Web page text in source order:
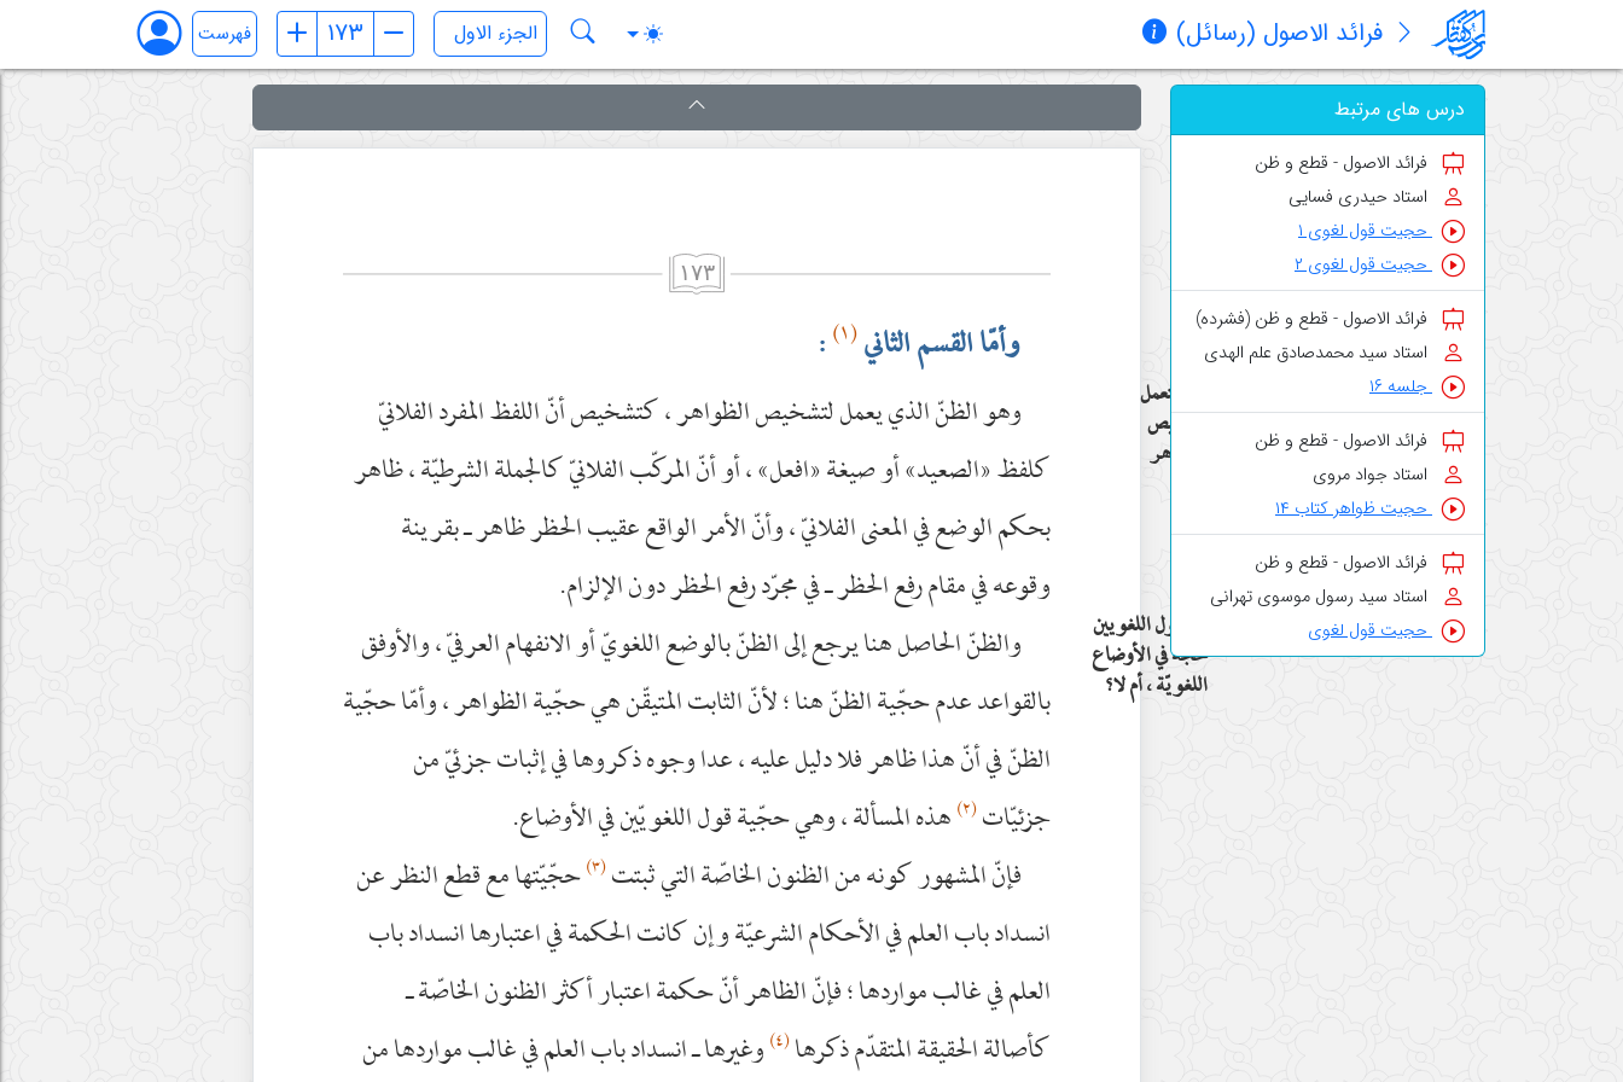
فرائد الاصول (رسائل) فهرست
١٧٣
وأمّا القسم الثاني(١) :
ما يستعمل
لتشخيص
الظواهر
وهو الظنّ الذي يعمل لتشخيص الظواهر ، كتشخيص أنّ اللفظ المفرد الفلانيّ
كلفظ «الصعيد» أو صيغة «افعل» ، أو أنّ المركّب الفلانيّ كالجملة الشرطيّة ، ظاهر
بحكم الوضع في المعنى الفلانيّ ، وأنّ الأمر الواقع عقيب الحظر ظاهر ـ بقرينة
وقوعه في مقام رفع الحظر ـ في مجرّد رفع الحظر دون الإلزام.
هل قول اللغويين
حجّة في الأوضاع
اللغويّة ، أم لا؟
والظنّ الحاصل هنا يرجع إلى الظنّ بالوضع اللغويّ أو الانفهام العرفيّ ، والأوفق
بالقواعد عدم حجّية الظنّ هنا ؛ لأنّ الثابت المتيقّن هي حجّية الظواهر ، وأمّا حجّية
الظنّ في أنّ هذا ظاهر فلا دليل عليه ، عدا وجوه ذكروها في إثبات جزئيّ من
جزئيّات(٢) هذه المسألة ، وهي حجّية قول اللغويّين في الأوضاع.
فإنّ المشهور كونه من الظنون الخاصّة التي ثبتت(٣) حجّيّتها مع قطع النظر عن
انسداد باب العلم في الأحكام الشرعيّة وإن كانت الحكمة في اعتبارها انسداد باب
العلم في غالب مواردها ؛ فإنّ الظاهر أنّ حكمة اعتبار أكثر الظنون الخاصّة ـ
كأصالة الحقيقة المتقدّم ذكرها(٤) وغيرها ـ انسداد باب العلم في غالب مواردها من
درس های مرتبط
فرائد الاصول - قطع و ظن
استاد حیدری فسایی
حجیت قول لغوی ۱
حجیت قول لغوی ۲
فرائد الاصول - قطع و ظن (فشرده)
استاد سید محمدصادق علم الهدی
جلسه ۱۶
فرائد الاصول - قطع و ظن
استاد جواد مروی
حجیت ظواهر کتاب ۱۴
فرائد الاصول - قطع و ظن
استاد سید رسول موسوی تهرانی
حجیت قول لغوی